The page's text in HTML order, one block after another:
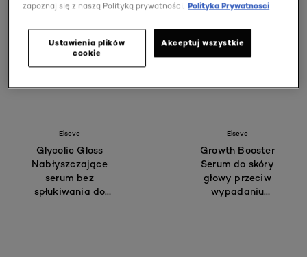
Elseve
Glycolic Gloss
Nabłyszczające
serum bez
spłukiwania do
Elseve
Growth Booster
Serum do skóry
głowy przeciw
wypadaniu
zapoznaj się z naszą Polityką prywatności. Polityka Prywatnosci
Ustawienia plików
cookie
Akceptuj wszystkie